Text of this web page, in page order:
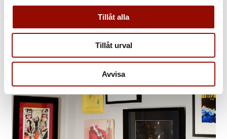
Tillåt alla
Tillåt urval
Avvisa
BOKA HEMBESÖK